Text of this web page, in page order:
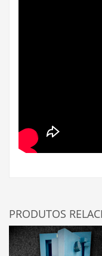
PRODUTOS